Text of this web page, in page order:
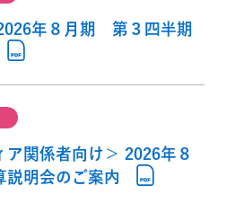
年８月期 第３四半期
ア関係者向け＞ 2026年８
明会のご案内